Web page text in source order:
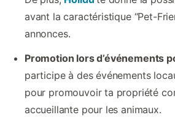
avant la caractéristique “Pet-
annonces.
Promotion lors d’événements
participe à des événements
pour promouvoir ta propriété
accueillante pour les animaux.